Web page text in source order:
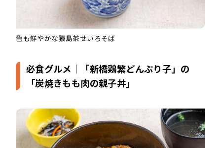
色も鮮やかな猿島茶せいろそば
必食グルメ｜「新橋鶏繁どんぶり子」の
「炭焼きもも肉の親子丼」